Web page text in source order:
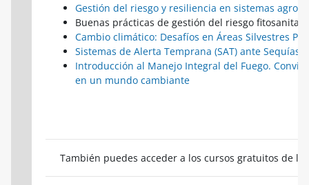
Gestión del riesgo y resiliencia en sistemas
Buenas prácticas de gestión del riesgo
Cambio climático: Desafíos en Áreas Silvestres
Sistemas de Alerta Temprana (SAT) ante Sequías
Introducción al Manejo Integral del Fuego.
en un mundo cambiante
También puedes acceder a los cursos gratuitos de la